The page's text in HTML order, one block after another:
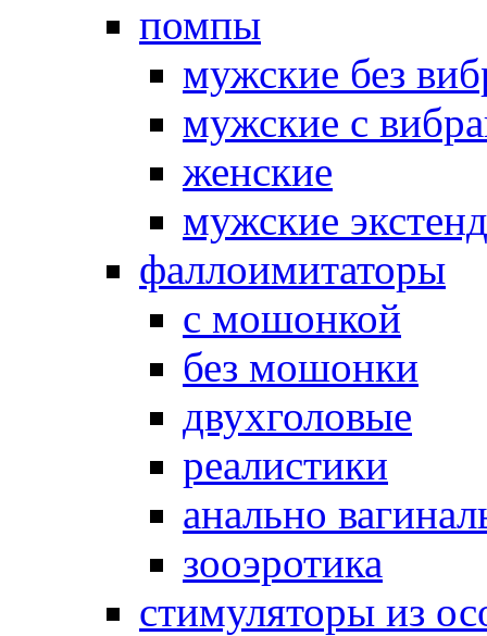
помпы
мужские без
мужские с
женские
мужские
фаллоимитаторы
с мошонкой
без мошонки
двухголовые
реалистики
анально
зооэротика
стимуляторы из